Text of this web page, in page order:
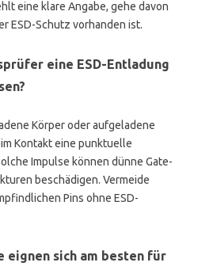
eine klare Angabe, gehe davon
ESD-Schutz vorhanden ist.
eine ESD-Entladung
Körper oder aufgeladene
Kontakt eine punktuelle
Impulse können dünne Gate-
beschädigen. Vermeide
Pins ohne ESD-
eignen sich am besten für